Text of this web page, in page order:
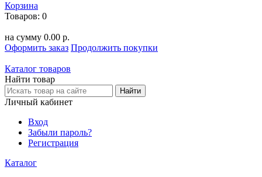
Корзина
Товаров: 0
на сумму 0.00 р.
Оформить заказ Продолжить покупки
Каталог товаров
Найти товар
Личный кабинет
Вход
Забыли пароль?
Регистрация
Каталог